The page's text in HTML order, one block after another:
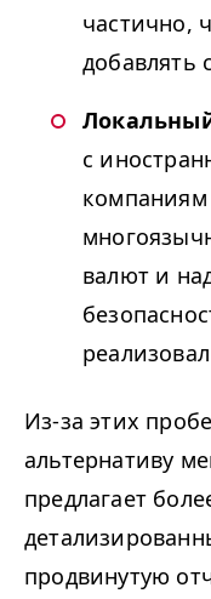
частично,
добавлять
с
валют и
Из-за этих
альтернативу
предлагает
продвинутую